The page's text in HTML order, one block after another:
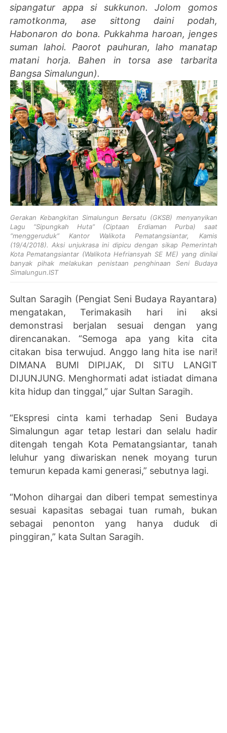
sipangatur appa si sukkunon. Jolom gomos
ramotkonma, ase sittong daini podah,
Habonaron do bona. Pukkahma haroan, jenges
suman lahoi. Paorot pauhuran, laho manatap
matani horja. Bahen in torsa ase tarbarita
Bangsa Simalungun).
Gerakan Kebangkitan Simalungun Bersatu (GKSB) menyanyikan
Lagu “Sipungkah Huta” (Ciptaan Erdiaman Purba) saat
“menggeruduk” Kantor Walikota Pematangsiantar, Kamis
(19/4/2018). Aksi unjukrasa ini dipicu dengan sikap Pemerintah
Kota Pematangsiantar (Walikota Hefriansyah SE ME) yang dinilai
banyak pihak melakukan penistaan penghinaan Seni Budaya
Simalungun.IST
Sultan Saragih (Pengiat Seni Budaya Rayantara)
mengatakan, Terimakasih hari ini aksi
demonstrasi berjalan sesuai dengan yang
direncanakan. “Semoga apa yang kita cita
citakan bisa terwujud. Anggo lang hita ise nari!
DIMANA BUMI DIPIJAK, DI SITU LANGIT
DIJUNJUNG. Menghormati adat istiadat dimana
kita hidup dan tinggal,” ujar Sultan Saragih.
“Ekspresi cinta kami terhadap Seni Budaya
Simalungun agar tetap lestari dan selalu hadir
ditengah tengah Kota Pematangsiantar, tanah
leluhur yang diwariskan nenek moyang turun
temurun kepada kami generasi,” sebutnya lagi.
“Mohon dihargai dan diberi tempat semestinya
sesuai kapasitas sebagai tuan rumah, bukan
sebagai penonton yang hanya duduk di
pinggiran,” kata Sultan Saragih.